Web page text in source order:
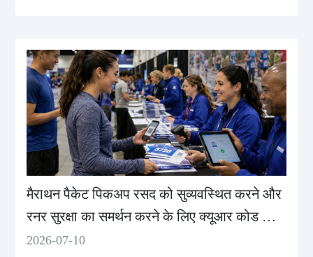
मैराथन पैकेट पिकअप रसद को सुव्यवस्थित करने और
रनर सुरक्षा का समर्थन करने के लिए क्यूआर कोड का
उपयोग करना
2026-07-10